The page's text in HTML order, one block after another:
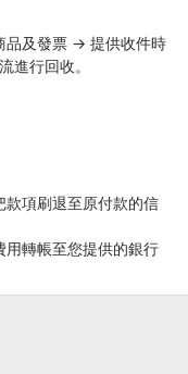
及發票 → 提供收件時
進行回收。
項刷退至原付款的信
轉帳至您提供的銀行